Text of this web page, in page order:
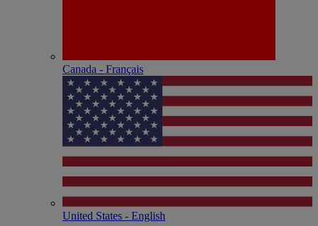
Canada - Français
United States - English